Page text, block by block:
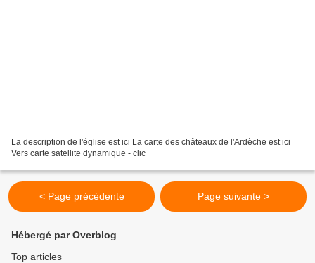
La description de l'église est ici La carte des châteaux de l'Ardèche est ici
Vers carte satellite dynamique - clic
< Page précédente Page suivante >
Hébergé par Overblog
Top articles